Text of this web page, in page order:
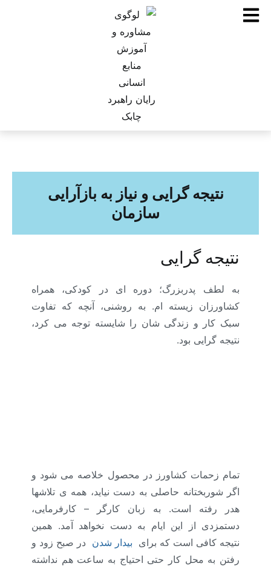
نتیجه گرایی و نیاز به بازآرایی
سازمان
نتیجه گرایی
به لطف پدربزرگ؛ دوره ای در کودکی، همراه
کشاورزان زیسته ام. به روشنی، آنچه که تفاوت
سبک کار و زندگی شان را شایسته توجه می کرد،
نتیجه گرایی بود.
تمام زحمات کشاورز در محصول خلاصه می شود و
اگر شوربختانه حاصلی به دست نیاید، همه ی تلاشها
هدر رفته است. به زبان کارگر – کارفرمایی،
دستمزدی از این ایام به دست نخواهد آمد. همین
نتیجه کافی است که برای بیدار شدن در صبح زود و
رفتن به محل کار حتی احتیاج به ساعت هم نداشته